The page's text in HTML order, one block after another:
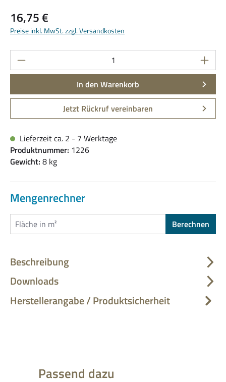
Regulärer Preis:
16,75 €
Preise inkl. MwSt. zzgl. Versandkosten
Produkt Anzahl: Gib den gewünschten
In den Warenkorb
Jetzt Rückruf vereinbaren
Lieferzeit ca. 2 - 7 Werktage
Produktnummer: 1226
Gewicht: 8 kg
Mengenrechner
Berechnen
Beschreibung
Downloads
Herstellerangabe / Produktsicherheit
Produktgalerie überspringen
Passend dazu